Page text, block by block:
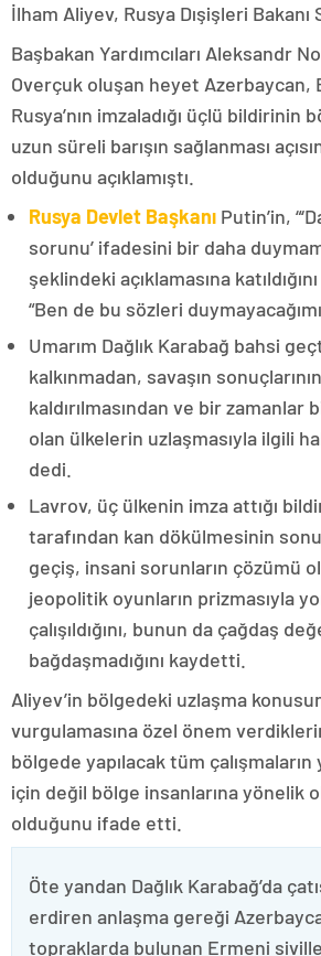
İlham Aliyev, Rusya Dışişleri Bakanı
Başbakan Yardımcıları Aleksandr
Overçuk oluşan heyet Azerbaycan,
Rusya’nın imzaladığı üçlü bildirinin
uzun süreli barışın sağlanması
olduğunu açıklamıştı.
Rusya Devlet Başkanı Putin’in,
sorunu’ ifadesini bir daha
şeklindeki açıklamasına
“Ben de bu sözleri
Umarım Dağlık Karabağ bahsi
kalkınmadan, savaşın
kaldırılmasından ve bir zamanlar
olan ülkelerin uzlaşmasıyla ilgili
dedi.
Lavrov, üç ülkenin imza attığı
tarafından kan dökülmesinin
geçiş, insani sorunların çözümü
jeopolitik oyunların prizmasıyla
çalışıldığını, bunun da çağdaş
bağdaşmadığını kaydetti.
Aliyev’in bölgedeki uzlaşma
vurgulamasına özel önem
bölgede yapılacak tüm çalışmaların
için değil bölge insanlarına yönelik
olduğunu ifade etti.
Öte yandan Dağlık Karabağ’da
erdiren anlaşma gereği
topraklarda bulunan Ermeni